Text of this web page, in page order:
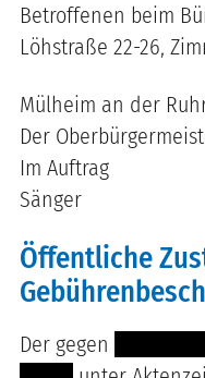
Betroffenen beim
Löhstraße 22-26,
Mülheim an der
Der
Im Auftrag
Sänger
Öffentliche
Der gegen